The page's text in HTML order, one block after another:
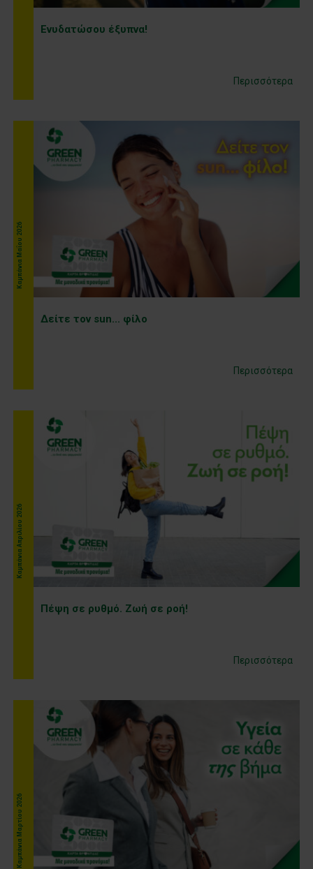
Ενυδατώσου έξυπνα!
Περισσότερα
Kαμπάνια Μαΐου 2026
Δείτε τον sun... φίλο
Περισσότερα
Kαμπάνια Απριλίου 2026
Πέψη σε ρυθμό. Ζωή σε ροή!
Περισσότερα
Kαμπάνια Μαρτίου 2026